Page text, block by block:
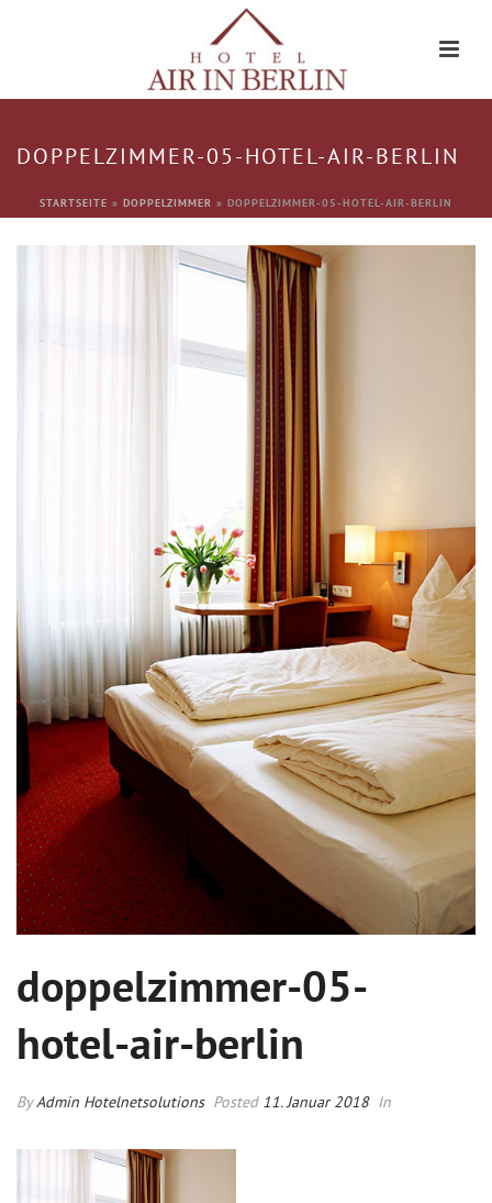
DOPPELZIMMER-05-HOTEL-AIR-BERLIN
STARTSEITE » DOPPELZIMMER » DOPPELZIMMER-05-HOTEL-AIR-BERLIN
doppelzimmer-05-
hotel-air-berlin
ByAdmin Hotelnetsolutions Posted 11. Januar 2018 In